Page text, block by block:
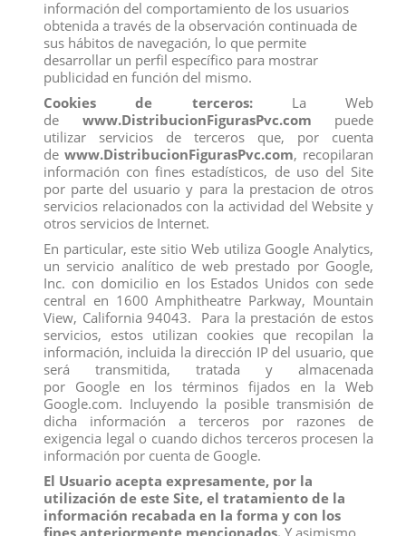
Calificación
Comentarios (0)
No hay reseñas de clientes en este momento.
Los clientes que adquirieron este producto también
compraron:
FIGURA REBECCA
View
FIGURA CAPITAN GARFIO
View
información del comportamiento de los usuarios
obtenida a través de la observación continuada de
sus hábitos de navegación, lo que permite
desarrollar un perfil específico para mostrar
publicidad en función del mismo.
Cookies de terceros:La Web
de www.DistribucionFigurasPvc.com puede
utilizar servicios de terceros que, por cuenta
de www.DistribucionFigurasPvc.com, recopilaran
información con fines estadísticos, de uso del Site
por parte del usuario y para la prestacion de otros
servicios relacionados con la actividad del Website y
otros servicios de Internet.
En particular, este sitio Web utiliza Google Analytics,
un servicio analítico de web prestado por Google,
Inc. con domicilio en los Estados Unidos con sede
central en 1600 Amphitheatre Parkway, Mountain
View, California 94043. Para la prestación de estos
servicios, estos utilizan cookies que recopilan la
información, incluida la dirección IP del usuario, que
será transmitida, tratada y almacenada
por Google en los términos fijados en la Web
Google.com. Incluyendo la posible transmisión de
dicha información a terceros por razones de
exigencia legal o cuando dichos terceros procesen la
información por cuenta de Google.
El Usuario acepta expresamente, por la
utilización de este Site, el tratamiento de la
información recabada en la forma y con los
fines anteriormente mencionados. Y asimismo